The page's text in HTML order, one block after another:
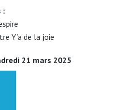
:
Y’a de la joie
21 mars 2025